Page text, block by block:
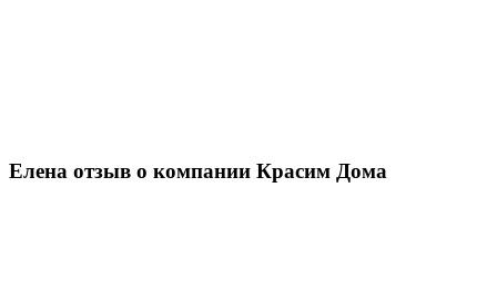
Елена отзыв о компании Красим Дома